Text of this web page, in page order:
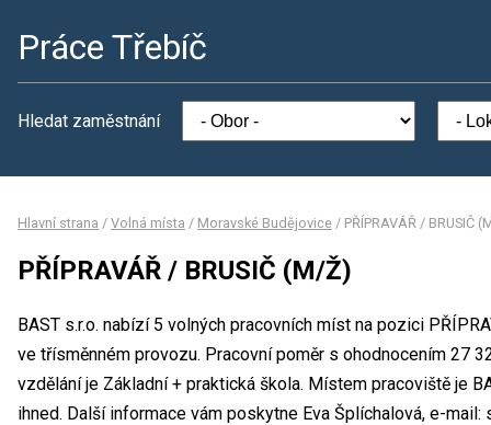
Práce Třebíč
Hledat zaměstnání
Hlavní strana / Volná místa / Moravské Budějovice / PŘÍPRAVÁŘ / BRUSIČ
PŘÍPRAVÁŘ / BRUSIČ (M/Ž)
BAST s.r.o. nabízí 5 volných pracovních míst na pozici
ve třísměnném provozu. Pracovní poměr s ohodnocením 27
vzdělání je Základní + praktická škola. Místem pracoviště je
ihned. Další informace vám poskytne Eva Šplíchalová, e-mail: